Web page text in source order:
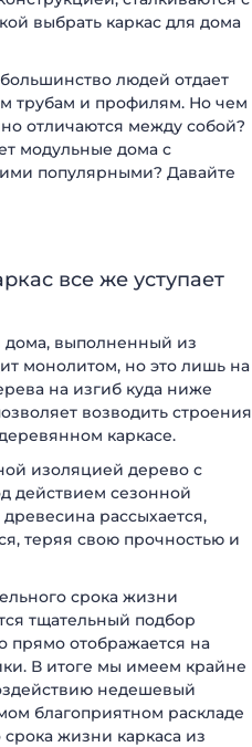
Каталог
выбрать каркас для дома
людей отдает
трубам и профилям. Но чем
отличаются между собой?
модульные дома с
популярными? Давайте
все же уступает
дома, выполненный из
монолитом, но это лишь на
на изгиб куда ниже
возводить строения
каркасе.
изоляцией дерево с
действием сезонной
рассыхается,
теряя свою прочностью и
срока жизни
тщательный подбор
прямо отображается на
В итоге мы имеем крайне
недешевый
благоприятном раскладе
жизни каркаса из